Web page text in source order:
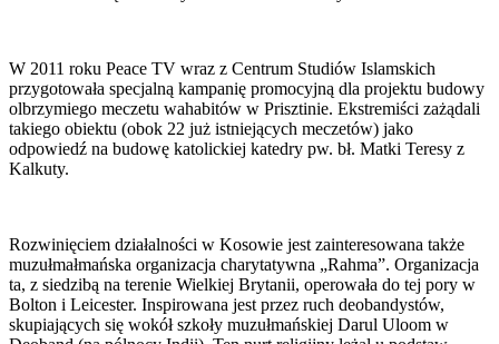
W 2011 roku Peace TV wraz z Centrum Studiów Islamskich
przygotowała specjalną kampanię promocyjną dla projektu budowy
olbrzymiego meczetu wahabitów w Prisztinie. Ekstremiści zażądali
takiego obiektu (obok 22 już istniejących meczetów) jako
odpowiedź na budowę katolickiej katedry pw. bł. Matki Teresy z
Kalkuty.
Rozwinięciem działalności w Kosowie jest zainteresowana także
muzułmałmańska organizacja charytatywna „Rahma”. Organizacja
ta, z siedzibą na terenie Wielkiej Brytanii, operowała do tej pory w
Bolton i Leicester. Inspirowana jest przez ruch deobandystów,
skupiających się wokół szkoły muzułmańskiej Darul Uloom w